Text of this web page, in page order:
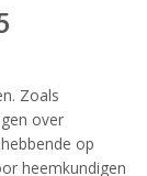
Zoals
over
op
heemkundigen